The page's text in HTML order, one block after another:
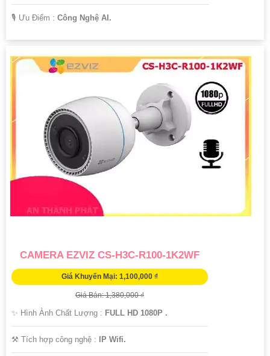
️🎙 Ưu Điểm : Công Nghệ AI.
CAMERA EZVIZ CS-H3C-R100-1K2WF
Giá Khuyến Mại: 1,100,000 ₫
Giá Bán: 1,380,000 ₫
✨ Hình Ành Chất Lượng : FULL HD 1080P .
⚒ Tích hợp công nghệ : IP Wifi.